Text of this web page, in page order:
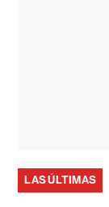
LAS ÚLTIMAS